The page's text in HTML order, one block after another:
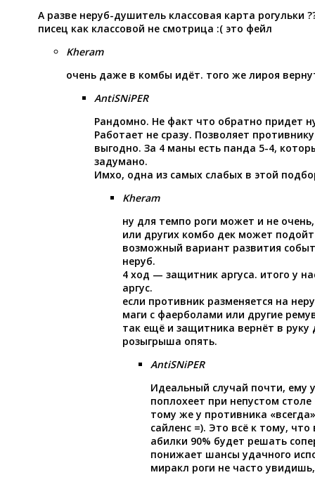
А разве неруб-душитель классовая карта рогульки
писец как классовой не смотрица :( это фейл
Kheram
очень даже в комбы идёт. того же лироя
AntiSNiPER
Рандомно. Не факт что обратно придет
Работает не сразу. Позволяет
выгодно. За 4 маны есть панда 5-4,
задумано.
Имхо, одна из самых слабых в этой
Kheram
ну для темпо роги может и не
или других комбо дек может
возможный вариант развития
неруб.
4 ход — защитник аргуса. итого у
аргус.
если противник разменяется на
маги с фаерболами или другие
так ещё и защитника вернёт в
розыгрыша опять.
AntiSNiPER
Идеальный случай почти, ему
поплохеет при непустом
тому же у противника
сайленс =). Это всё к тому,
абилки 90% будет решать
понижает шансы удачного
миракл роги не часто